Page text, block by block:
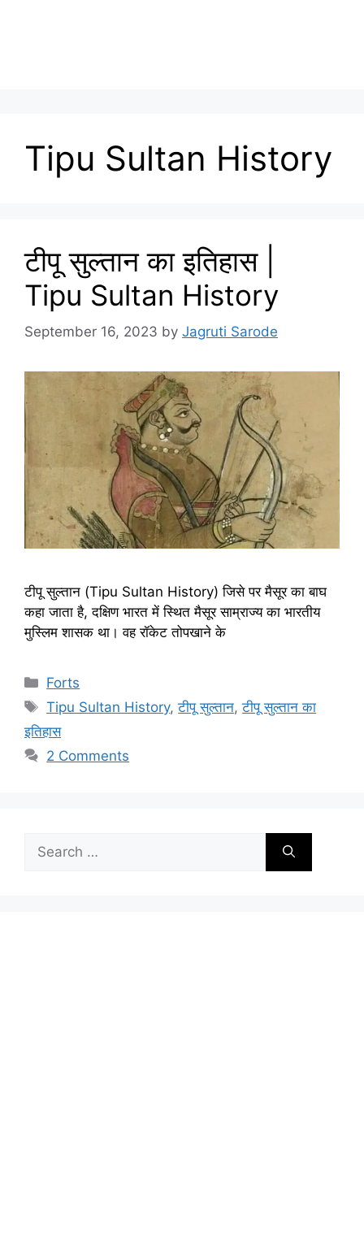
Tipu Sultan History
टीपू सुल्तान का इतिहास |
Tipu Sultan History
September 16, 2023 by Jagruti Sarode
टीपू सुल्तान (Tipu Sultan History) जिसे पर मैसूर का बाघ
कहा जाता है, दक्षिण भारत में स्थित मैसूर साम्राज्य का भारतीय
मुस्लिम शासक था। वह रॉकेट तोपखाने के
Categories
Forts
Tags
Tipu Sultan History,टीपू सुल्तान,टीपू सुल्तान का
इतिहास
2 Comments
for: